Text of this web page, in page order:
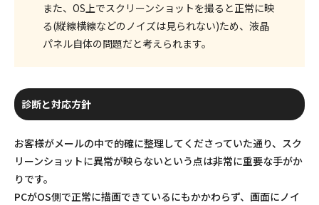
また、OS上でスクリーンショットを撮ると正常に映
る(縦線横線などのノイズは見られない)ため、液晶
パネル自体の問題だと考えられます。
診断と対応方針
お客様がメールの中で的確に整理してくださっていた通り、スク
リーンショットに異常が映らないという点は非常に重要な手がか
りです。
PCがOS側で正常に描画できているにもかかわらず、画面にノイ